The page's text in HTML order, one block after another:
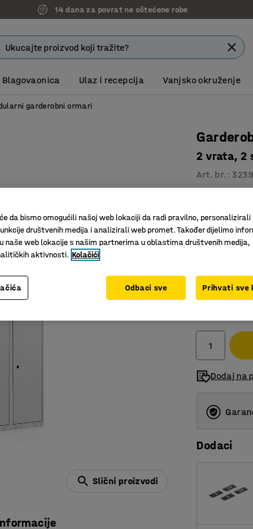
14 dana za povrat ne oštećene robe
Blagovaonica Ulaz i recepcija Vanjsko okruženje
garderobni ormari
Slični proizvodi
2 vrata, 2
Art. br. :
Svaki
4, 6 ili 8
912,00
Dodaj na
Dodaci
da bismo omogućili našoj web lokaciji da radi pravilno,
društvenih medija i analizirali web promet. Također dijelimo
naše web lokacije s našim partnerima u oblastima društvenih medija,
aktivnosti. Kolačići
Odbaci sve Prihvati sve